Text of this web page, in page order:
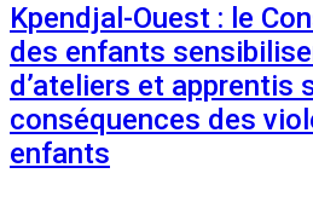
Kpendjal-Ouest : le
des enfants
d’ateliers et apprentis
conséquences des
enfants